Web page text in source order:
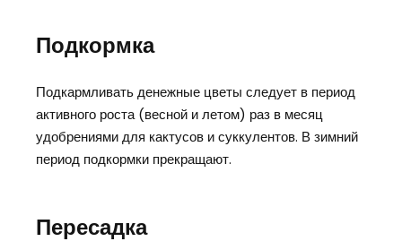
Подкормка
Подкармливать денежные цветы следует в период
активного роста (весной и летом) раз в месяц
удобрениями для кактусов и суккулентов. В зимний
период подкормки прекращают.
Пересадка